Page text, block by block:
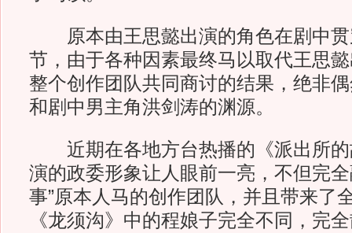
原本由王思懿出演的角色在剧中贯
节，由于各种因素最终马以取代王思
整个创作团队共同商讨的结果，绝非
和剧中男主角洪剑涛的渊源。
近期在各地方台热播的《派出所的
演的政委形象让人眼前一亮，不但完
事”原本人马的创作团队，并且带来了
《龙须沟》中的程娘子完全不同，完